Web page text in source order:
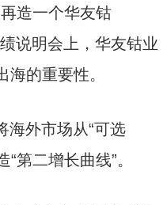
造一个华友钴
说明会上，华友钴业
的重要性。
海外市场从“可选
第二增长曲线”。